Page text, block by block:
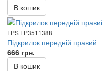
В кошик
FPS FP3511388
Підкрилок передній правий
666 грн.
В кошик